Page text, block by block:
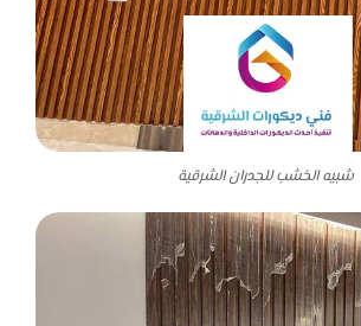
شبيه الخشب للجدران الشرقية